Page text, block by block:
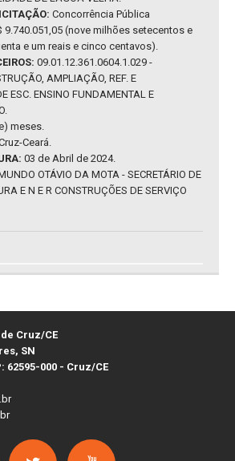
Concorrência Pública
9.740.051,05 (nove milhões setecentos e
e um reais e cinco centavos).
09.01.12.361.0604.1.029 -
AMPLIAÇÃO, REF. E
ESC. ENSINO FUNDAMENTAL E
meses.
Ceará.
03 de Abril de 2024.
OTÁVIO DA MOTA - SECRETÁRIO DE
E N E R CONSTRUÇÕES DE SERVIÇO
Cruz/CE
SN
62595-000 - Cruz/CE